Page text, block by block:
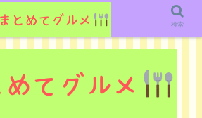
ススレッドを紹介していきます。（鋭意作成中で
す）
検索